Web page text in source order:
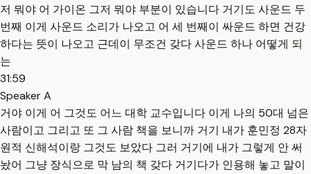
저 뭐야 어 가이온 그저 뭐야 부분이 있습니다 거기도 사운드 두
번째 이게 사운드 소리가 나오고 어 세 번째이 싸운드 하면 건강
하다는 뜻이 나오고 근데이 무조건 갖다 사운드 하나 어떻게 되
는
31:59
Speaker A
거야 이게 어 그것도 어느 대학 교수입니다 이게 나의 50대 넘은
사람이고 그리고 또 그 사람 책을 보니까 거기 내가 훈민정 28자
원적 신해석이랑 그것도 보았다 그러 거기에 내가 그렇게 안 써
놨어 그냥 장식으로 막 남의 책 갖다 거기다가 인용해 놓고 말이